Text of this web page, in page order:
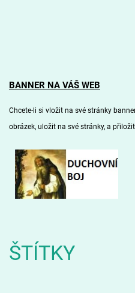
BANNER NA VÁŠ WEB
Chcete-li si vložit na své stránky
obrázek, uložit na své stránky, a
ŠTÍTKY